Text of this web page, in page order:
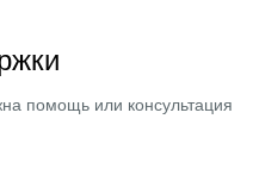
помощь или консультация